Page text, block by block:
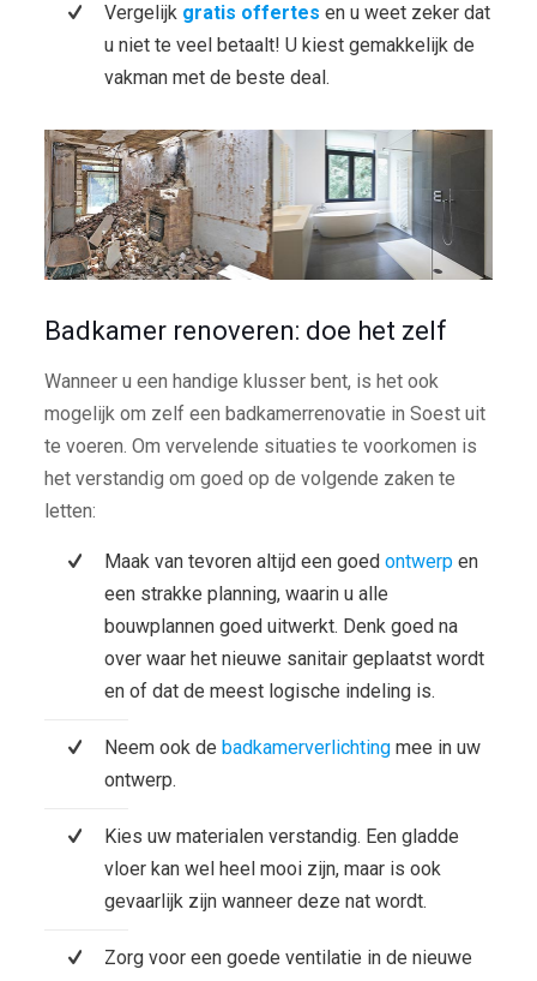
Vergelijk gratis offertes en u weet zeker dat
u niet te veel betaalt! U kiest gemakkelijk de
vakman met de beste deal.
Badkamer renoveren: doe het zelf
Wanneer u een handige klusser bent, is het ook
mogelijk om zelf een badkamerrenovatie in Soest uit
te voeren. Om vervelende situaties te voorkomen is
het verstandig om goed op de volgende zaken te
letten:
Maak van tevoren altijd een goed ontwerp en
een strakke planning, waarin u alle
bouwplannen goed uitwerkt. Denk goed na
over waar het nieuwe sanitair geplaatst wordt
en of dat de meest logische indeling is.
Neem ook de badkamerverlichtingmee in uw
ontwerp.
Kies uw materialen verstandig. Een gladde
vloer kan wel heel mooi zijn, maar is ook
gevaarlijk zijn wanneer deze nat wordt.
Zorg voor een goede ventilatie in de nieuwe